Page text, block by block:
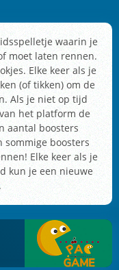
waarin je
moet laten rennen.
Elke keer als je
(of tikken) om de
Als je niet op tijd
het platform de
aantal boosters
sommige boosters
Elke keer als je
kun je een nieuwe